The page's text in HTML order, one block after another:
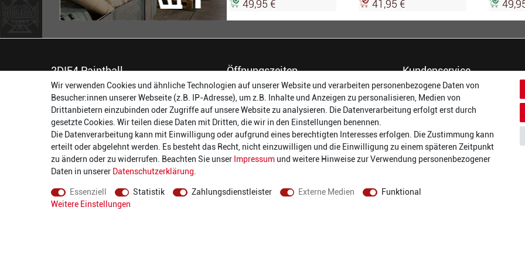
49,95 € 41,95 €
2DIE4 Paintball
56457 Westerburg
Reinhold-Ferger-Straße 26
order@2die4-sports.com
0 26 63/ 9 68 69 37
Öffnungszeiten
Montag:
14:00 - 17:00 Uhr
Dienstag:
14:00 - 17:00 Uhr
Mittwoch:
14:00 - 17:00 Uhr
Donnerstag:
14:00 - 17:00 Uhr
Freitag:
14:00 - 19:00 Uhr
Samstag:
10:00 - 17:00 Uhr
Kundenservice
Dein Konto
Häufigste Fragen (FAQ)
Größentabellen
Kundenmeinungen
Batterieverordnung
Versand und Zahlarten
Wir verwenden Cookies und ähnliche Technologien auf unserer Website und verarbeiten personenbezogene Daten von
Besucher:innen unserer Webseite (z.B. IP-Adresse), um z.B. Inhalte und Anzeigen zu personalisieren, Medien von
Drittanbietern einzubinden oder Zugriffe auf unsere Website zu analysieren. Die Datenverarbeitung erfolgt erst durch
gesetzte Cookies. Wir teilen diese Daten mit Dritten, die wir in den Einstellungen benennen.
Die Datenverarbeitung kann mit Einwilligung oder aufgrund eines berechtigten Interesses erfolgen. Die Zustimmung kann
erteilt oder abgelehnt werden. Es besteht das Recht, nicht einzuwilligen und die Einwilligung zu einem späteren Zeitpunkt
zu ändern oder zu widerrufen. Beachten Sie unser Impressum und weitere Hinweise zur Verwendung personenbezogener
Daten in unserer Daten­schutz­erklärung
Essenziell Statistik Zahlungsdienstleister Externe Medien
Funktional
Weitere Einstellungen